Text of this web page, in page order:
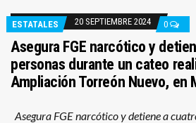
ESTATALES 20 SEPTIEMBRE 2024 0
Asegura FGE narcótico y
personas durante un cateo
Ampliación Torreón Nuevo, en
Asegura FGE narcótico y detiene a